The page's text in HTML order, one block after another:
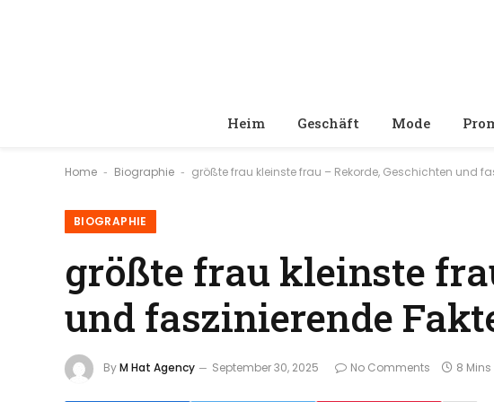
Heim Geschäft Mode
Home - Biographie - größte frau kleinste frau – Rekorde, Geschichten und
BIOGRAPHIE
größte frau kleinste
und faszinierende
ByM Hat Agency September 30, 2025 No Comments 8